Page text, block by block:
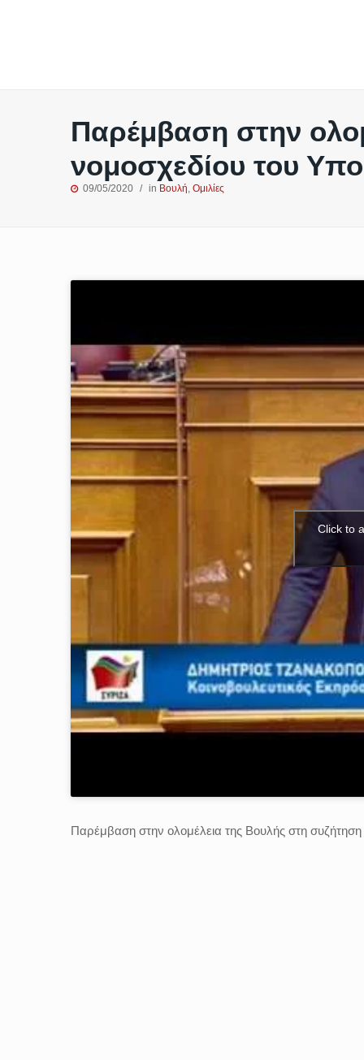
Παρέμβαση στην
νομοσχεδίου του
09/05/2020 in Βουλή, Ομιλίες
Click to
Παρέμβαση στην ολομέλεια της Βουλής στη